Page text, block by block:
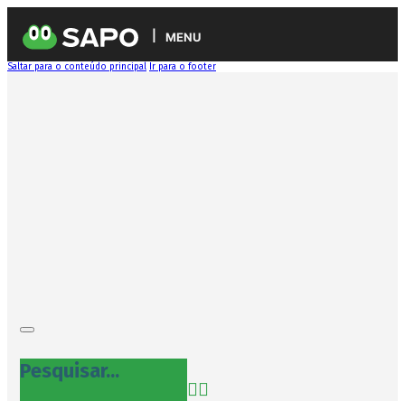
MENU
Saltar para o conteúdo principal Ir para o footer
Pesquisar...